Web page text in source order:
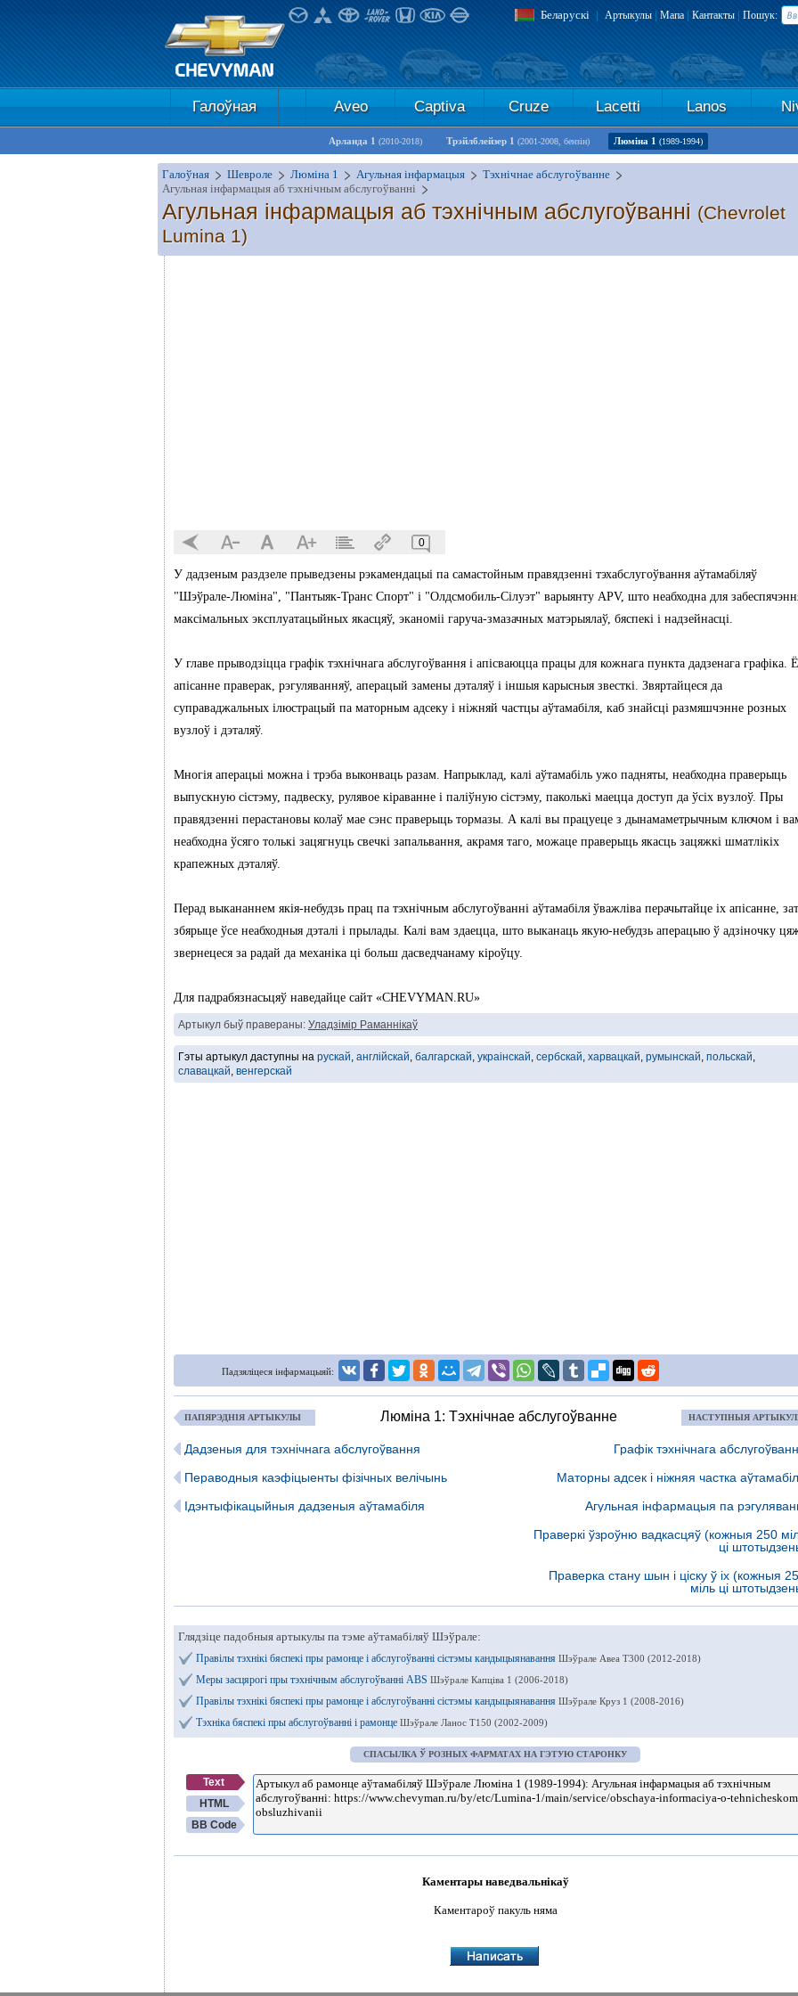
Беларускі | Артыкулы | Мапа | Кантакты | Пошук:
Галоўная Aveo Captiva Cruze Lacetti Lanos
Арланда 1 (2010-2018) Трэйлблейзер 1 (2001-2008, бензін) Люміна 1 (1989-1994)
Галоўная Шевроле Люміна 1 Агульная інфармацыя
Тэхнічнае абслугоўванне
Агульная інфармацыя аб тэхнічным абслугоўванні
Агульная інфармацыя аб тэхнічным абслугоўванні (Chevrolet
Lumina 1)
0
У дадзеным раздзеле прыведзены рэкамендацыі па самастойным правядзенні тэхабслугоўвання аўтамабіляў
"Шэўрале-Люміна", "Пантыяк-Транс Спорт" і "Олдсмобиль-Сілуэт" варыянту APV, што неабходна для
максімальных эксплуатацыйных якасцяў, эканоміі гаруча-змазачных матэрыялаў, бяспекі і надзейнасці.
У главе прыводзіцца графік тэхнічнага абслугоўвання і апісваюцца працы для кожнага пункта дадзенага графіка.
апісанне праверак, рэгуляванняў, аперацый замены дэталяў і іншыя карысныя звесткі. Звяртайцеся да
суправаджальных ілюстрацый па маторным адсеку і ніжняй частцы аўтамабіля, каб знайсці размяшчэнне розных
вузлоў і дэталяў.
Многія аперацыі можна і трэба выконваць разам. Напрыклад, калі аўтамабіль ужо падняты, неабходна праверыць
выпускную сістэму, падвеску, рулявое кіраванне і паліўную сістэму, паколькі маецца доступ да ўсіх вузлоў. Пры
правядзенні перастановы колаў мае сэнс праверыць тормазы. А калі вы працуеце з дынамаметрычным ключом і
неабходна ўсяго толькі зацягнуць свечкі запальвання, акрамя таго, можаце праверыць якасць зацяжкі шматлікіх
крапежных дэталяў.
Перад выкананнем якія-небудзь прац па тэхнічным абслугоўванні аўтамабіля ўважліва перачытайце іх апісанне,
збярыце ўсе неабходныя дэталі і прылады. Калі вам здаецца, што выканаць якую-небудзь аперацыю ў адзіночку
звернецеся за радай да механіка ці больш дасведчанаму кіроўцу.
Для падрабязнасьцяў наведайце сайт «CHEVYMAN.RU»
Артыкул быў правераны: Уладзімір Раманнікаў
Гэты артыкул даступны на рускай, англійскай, балгарскай, украінскай, сербскай, харвацкай, румынскай, польскай,
славацкай, венгерскай
Падзяліцеся інфармацыяй:
ПАПЯРЭДНІЯ АРТЫКУЛЫ Люміна 1: Тэхнічнае абслугоўванне НАСТУПНЫЯ
Дадзеныя для тэхнічнага абслугоўвання
Пераводныя каэфіцыенты фізічных велічынь
Ідэнтыфікацыйныя дадзеныя аўтамабіля
Графік тэхнічнага
Маторны адсек і ніжняя частка
Агульная інфармацыя па
Праверкі ўзроўню вадкасцяў (кожныя 250
ці
Праверка стану шын і ціску ў іх (кожныя
міль ці
Глядзіце падобныя артыкулы па тэме аўтамабіляў Шэўрале:
Правілы тэхнікі бяспекі пры рамонце і абслугоўванні сістэмы кандыцыянавання Шэўрале Авеа Т300 (2012-2018)
Меры засцярогі пры тэхнічным абслугоўванні ABS Шэўрале Капціва 1 (2006-2018)
Правілы тэхнікі бяспекі пры рамонце і абслугоўванні сістэмы кандыцыянавання Шэўрале Круз 1 (2008-2016)
Тэхніка бяспекі пры абслугоўванні і рамонце Шэўрале Ланос Т150 (2002-2009)
СПАСЫЛКА Ў РОЗНЫХ ФАРМАТАХ НА ГЭТУЮ СТАРОНКУ
Text
HTML
BB Code
Каментары наведвальнікаў
Каментароў пакуль няма